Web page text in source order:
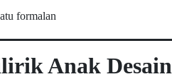
formalan
Anak Desain